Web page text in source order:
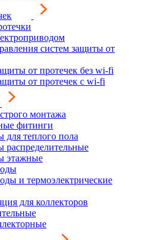
систем защиты от
от протечек без wi-fi
от протечек с wi-fi
монтажа
фитинги
для теплого пола
распределительные
этажные
и термоэлектрические
для коллекторов